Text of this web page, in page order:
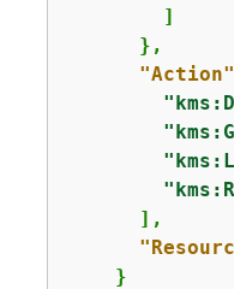
        ]
      },
"Action"
      ],
    }